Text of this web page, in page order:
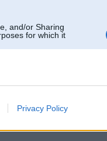
and/or Sharing
for which it
Privacy Policy